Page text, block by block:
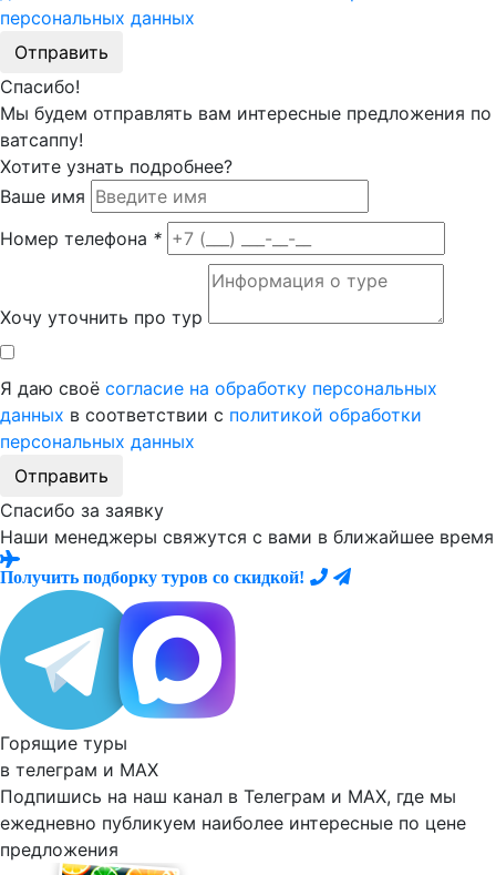
персональных данных
Отправить
Спасибо!
Мы будем отправлять вам интересные предложения по
ватсаппу!
Хотите узнать подробнее?
Ваше имя
Номер телефона *
Хочу уточнить про тур
Я даю своё согласие на обработку персональных
данных в соответствии с политикой обработки
персональных данных
Отправить
Спасибо за заявку
Наши менеджеры свяжутся с вами в ближайшее время
Получить подборку туров со скидкой!
Горящие туры
в телеграм и MAX
Подпишись на наш канал в Телеграм и MAX, где мы
ежедневно публикуем наиболее интересные по цене
предложения